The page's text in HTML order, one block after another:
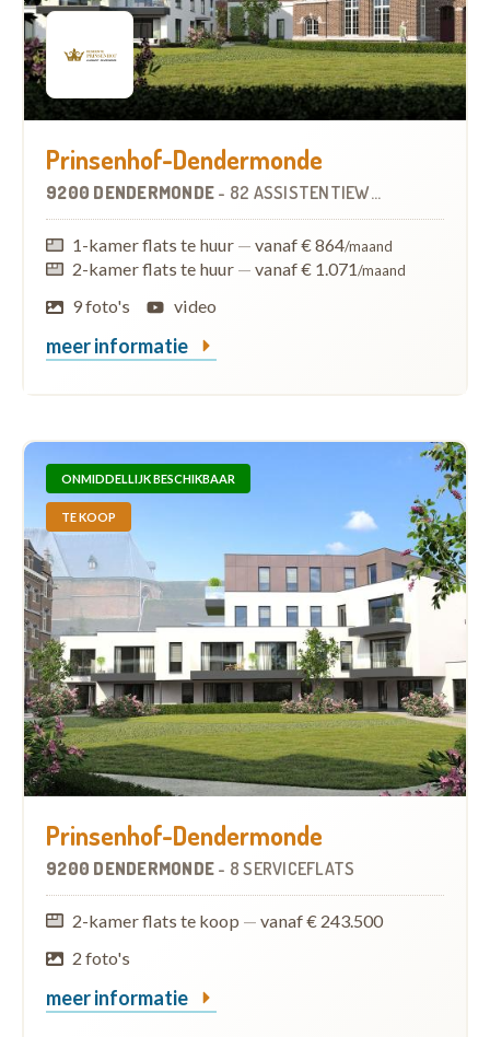
Prinsenhof-Dendermonde
9200 DENDERMONDE - 82 ASSISTENTIEWONINGEN
1-kamer flats te huur — vanaf € 864/maand
2-kamer flats te huur — vanaf € 1.071/maand
9 foto's video
meer informatie
ONMIDDELLIJK BESCHIKBAAR
TE KOOP
Prinsenhof-Dendermonde
9200 DENDERMONDE - 8 SERVICEFLATS
2-kamer flats te koop — vanaf € 243.500
2 foto's
meer informatie